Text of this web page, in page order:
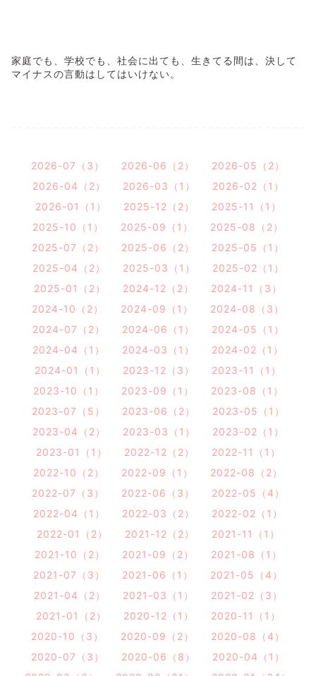
家庭でも、学校でも、社会に出ても、生きてる間は、決して
マイナスの言動はしてはいけない。
2026-07（3） 2026-06（2）
2026-05（2）
2026-04（2）
2026-03（1）
2026-02（1）
2026-01（1）
2025-12（2）
2025-11（1）
2025-10（1）
2025-09（1）
2025-08（2）
2025-07（2）
2025-06（2）
2025-05（1）
2025-04（2）
2025-03（1）
2025-02（1）
2025-01（2）
2024-12（2）
2024-11（3）
2024-10（2）
2024-09（1）
2024-08（3）
2024-07（2）
2024-06（1）
2024-05（1）
2024-04（1）
2024-03（1）
2024-02（1）
2024-01（1）
2023-12（3）
2023-11（1）
2023-10（1）
2023-09（1）
2023-08（1）
2023-07（5）
2023-06（2）
2023-05（1）
2023-04（2）
2023-03（1）
2023-02（1）
2023-01（1）
2022-12（2）
2022-11（1）
2022-10（2）
2022-09（1）
2022-08（2）
2022-07（3）
2022-06（3）
2022-05（4）
2022-04（1）
2022-03（2）
2022-02（1）
2022-01（2）
2021-12（2）
2021-11（1）
2021-10（2）
2021-09（2）
2021-08（1）
2021-07（3）
2021-06（1）
2021-05（4）
2021-04（2）
2021-03（1）
2021-02（3）
2021-01（2）
2020-12（1）
2020-11（1）
2020-10（3）
2020-09（2）
2020-08（4）
2020-07（3）
2020-06（8）
2020-04（1）